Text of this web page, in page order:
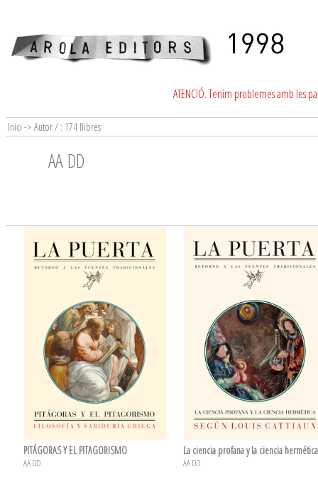
ATENCIÓ. Tenim problemes amb les
Inici -> Autor / : 174 llibres
AA DD
PITÁGORAS Y EL PITAGORISMO
AA DD
La ciencia profana y la ciencia hermética
AA DD